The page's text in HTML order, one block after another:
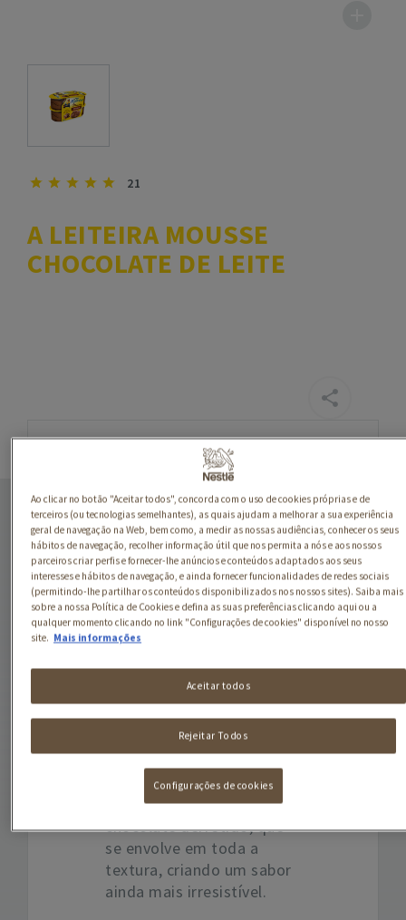
21
A LEITEIRA MOUSSE
CHOCOLATE DE LEITE
A LEITEIRA MOUSSE
CHOCOLATE DE LEITE
A Leiteira prepara
sobremesas tão cremosas
e tão intensas que é um
prazer saborear.
A Leiteira conseguiu
combinar a leveza e sabor
intenso na sua mousse. O
seu segredo é adicionar
um pouco mais de
chocolate derretido, que
se envolve em toda a
textura, criando um sabor
ainda mais irresistível.
Ao clicar no botão "Aceitar todos", concorda com o uso de cookies próprias e de
terceiros (ou tecnologias semelhantes), as quais ajudam a melhorar a sua experiência
geral de navegação na Web, bem como, a medir as nossas audiências, conhecer os seus
hábitos de navegação, recolher informação útil que nos permita a nós e aos nossos
parceiros criar perfis e fornecer-lhe anúncios e conteúdos adaptados aos seus
interesses e hábitos de navegação, e ainda fornecer funcionalidades de redes sociais
(permitindo-lhe partilhar os conteúdos disponibilizados nos nossos sites). Saiba mais
sobre a nossa Política de Cookies e defina as suas preferências clicando aqui ou a
qualquer momento clicando no link "Configurações de cookies" disponível no nosso
site. Mais informações
Rejeitar Todos
Aceitar todos
Configurações de cookies